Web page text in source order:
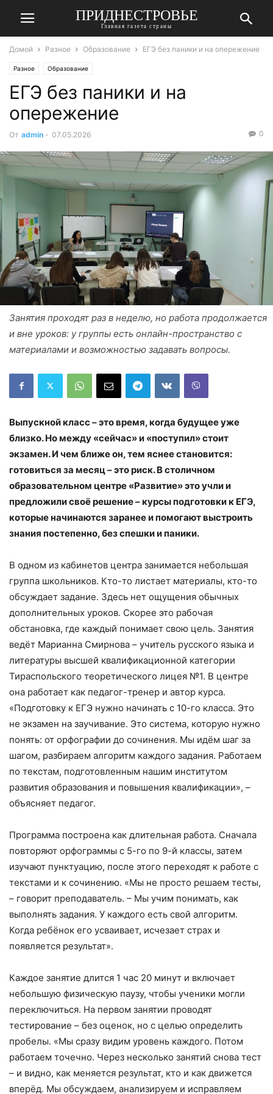
ПРИДНЕСТРОВЬЕ
Главная газета страны
Домой Разное Образование ЕГЭ без паники и на опережение
Разное Образование
ЕГЭ без паники и на
опережение
От admin - 07.05.2026 0
Занятия проходят раз в неделю, но работа продолжается
и вне уроков: у группы есть онлайн-пространство с
материалами и возможностью задавать вопросы.
Выпускной класс – это время, когда будущее уже
близко. Но между «сейчас» и «поступил» стоит
экзамен. И чем ближе он, тем яснее становится:
готовиться за месяц – это риск. В столичном
образовательном центре «Развитие» это учли и
предложили своё решение – курсы подготовки к ЕГЭ,
которые начинаются заранее и помогают выстроить
знания постепенно, без спешки и паники.
В одном из кабинетов центра занимается небольшая
группа школьников. Кто-то листает материалы, кто-то
обсуждает задание. Здесь нет ощущения обычных
дополнительных уроков. Скорее это рабочая
обстановка, где каждый понимает свою цель. Занятия
ведёт Марианна Смирнова – учитель русского языка и
литературы высшей квалификационной категории
Тираспольского теоретического лицея №1. В центре
она работает как педагог-тренер и автор курса.
«Подготовку к ЕГЭ нужно начинать с 10-го класса. Это
не экзамен на заучивание. Это система, которую нужно
понять: от орфографии до сочинения. Мы идём шаг за
шагом, разбираем алгоритм каждого задания. Работаем
по текстам, подготовленным нашим институтом
развития образования и повышения квалификации», –
объясняет педагог.
Программа построена как длительная работа. Сначала
повторяют орфограммы с 5-го по 9-й классы, затем
изучают пунктуацию, после этого переходят к работе с
текстами и к сочинению. «Мы не просто решаем тесты,
– говорит преподаватель. – Мы учим понимать, как
выполнять задания. У каждого есть свой алгоритм.
Когда ребёнок его усваивает, исчезает страх и
появляется результат».
Каждое занятие длится 1 час 20 минут и включает
небольшую физическую паузу, чтобы ученики могли
переключиться. На первом занятии проводят
тестирование – без оценок, но с целью определить
пробелы. «Мы сразу видим уровень каждого. Потом
работаем точечно. Через несколько занятий снова тест
– и видно, как меняется результат, кто и как движется
вперёд. Мы обсуждаем, анализируем и исправляем